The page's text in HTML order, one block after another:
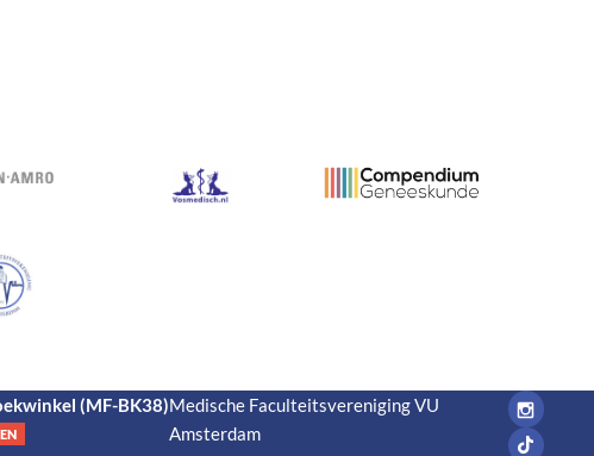
(MF-BK38)Medische Faculteitsvereniging VU
Amsterdam